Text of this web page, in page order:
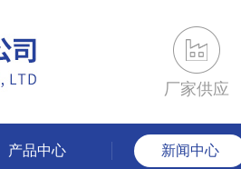
厂家供应
产品中心 新闻中心